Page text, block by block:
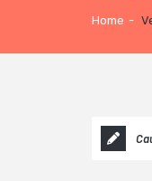
Home -